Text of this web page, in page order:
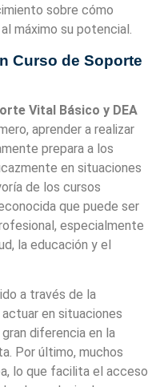
sobre cómo
máximo su potencial.
Curso de Soporte
Vital Básico y DEA
aprender a realizar
prepara a los
en situaciones
de los cursos
que puede ser
especialmente
la educación y el
a través de la
en situaciones
diferencia en la
Por último, muchos
lo que facilita el acceso